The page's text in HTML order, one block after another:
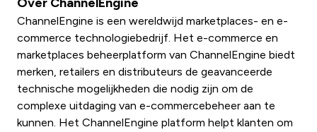
ChannelEngine is een wereldwijd marketplaces- en e-
commerce technologiebedrijf. Het e-commerce en
marketplaces beheerplatform van ChannelEngine biedt
merken, retailers en distributeurs de geavanceerde
technische mogelijkheden die nodig zijn om de
complexe uitdaging van e-commercebeheer aan te
kunnen. Het ChannelEngine platform helpt klanten om